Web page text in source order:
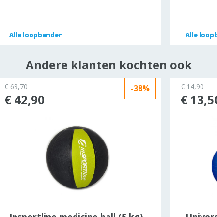
Alle loopbanden
Alle loopbanden Alle
Alle
Andere klanten kochten ook
-38%
€ 68,70
€ 42,90
€ 14,90
€